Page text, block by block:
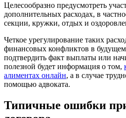
Целесообразно предусмотреть
дополнительных расходах, в
секции, кружки, отдых и
Четкое урегулирование таких
финансовых конфликтов в
подтвердить факт выплаты или
полезной будет информация о том,
алиментах онлайн, а в случае
помощью адвоката.
Типичные ошибки